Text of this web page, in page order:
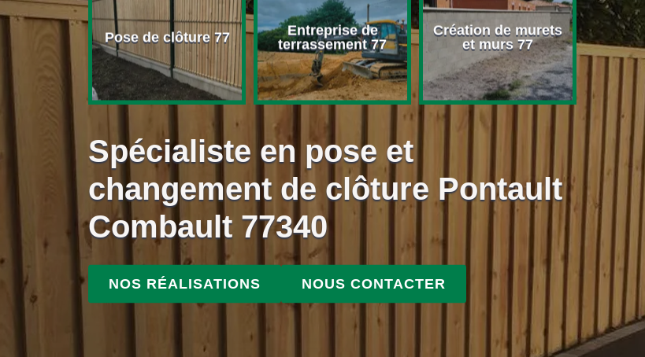
et
de
Pose de clôture 77
Entreprise de
terrassement 77
Création de murets
et murs 77
Spécialiste en pose et
changement de clôture Pontault
Combault 77340
NOS RÉALISATIONS NOUS CONTACTER